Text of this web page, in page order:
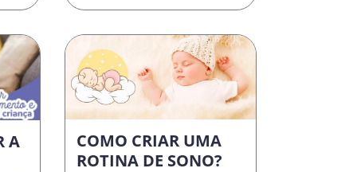
A
COMO CRIAR UMA
ROTINA DE SONO?